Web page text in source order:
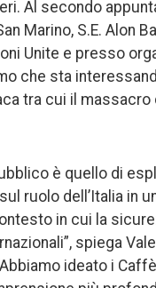
Al secondo
Marino, S.E. Alon
Unite e presso
che sta
tra cui il
è quello di
ruolo dell’Italia in
in cui la
spiega
ideato i